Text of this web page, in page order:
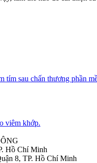
tím sau chấn thương phần
viêm khớp.
Hồ Chí Minh
8, TP. Hồ Chí Minh